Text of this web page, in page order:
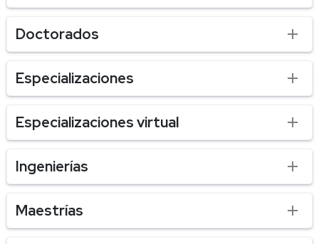
Doctorados
Especializaciones
Especializaciones virtual
Ingenierías
Maestrías